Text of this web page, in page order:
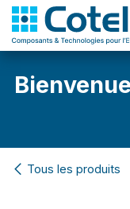
Tous les produits